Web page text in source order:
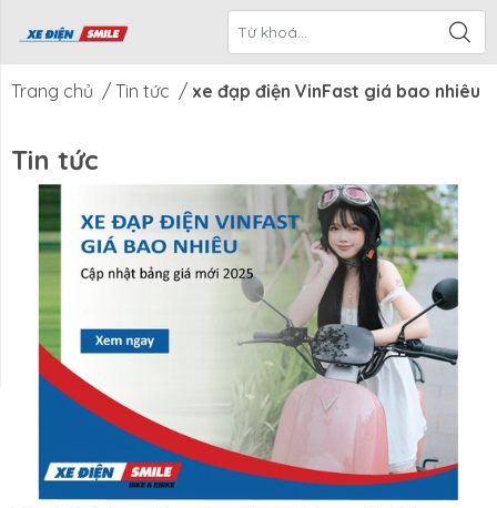
Xe Điện
Smile
CTKM Tháng Blog
Trang chủ / Tin tức / xe đạp điện VinFast giá bao nhiêu
Tin tức